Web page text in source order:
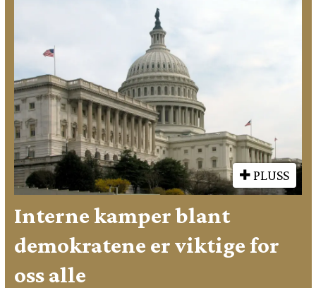
PLUSS
Interne kamper blant
demokratene er viktige for
oss alle